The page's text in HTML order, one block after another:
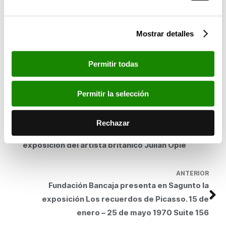
Mostrar detalles
Permitir todas
Permitir la selección
Rechazar
jóvenes intérpretes y que cuenta con conciertos gratuitos hasta
mundo, piezas para piano, música clásica y músicas del
El concierto tendrá lugar el viernes10 de febrero, a las 20
horas,en el Salón de Actos del Centro Cultural Bancaja
(C/General Tovar, 3). La entrada es gratuita y libre hasta
ANTERIOR
Fundación Bancaja presenta en Sagunto la
exposición Los recuerdos de Picasso. 15 de
enero – 25 de mayo 1970 Suite 156
exposición del artista británico Julian Opie